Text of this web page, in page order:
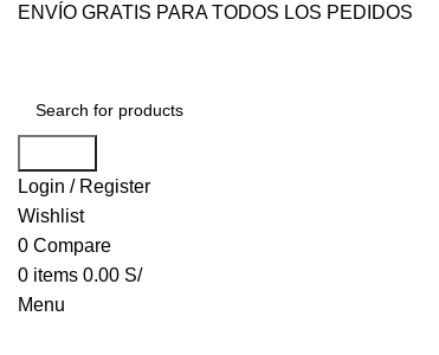
ENVÍO GRATIS PARA TODOS LOS PEDIDOS
Login / Register
Wishlist
0 Compare
0 items 0.00 S/
Menu